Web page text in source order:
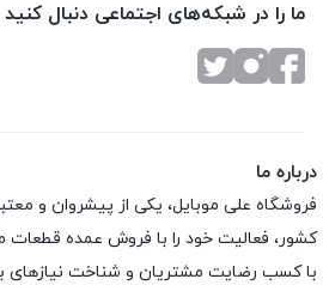
ما را در شبکه‌های اجتماعی دنبال کنید
درباره ما
فروشگاه علی موبایل، یکی از پیشروان و
کشور، فعالیت خود را با فروش عمده قطعات
با کسب رضایت مشتریان و شناخت نیازهای